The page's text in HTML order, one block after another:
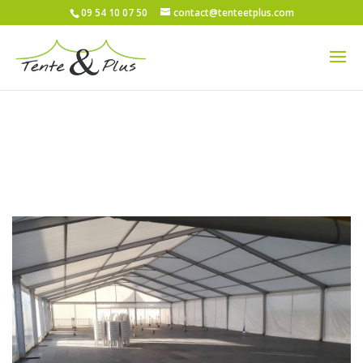
09 54 10 07 50 contact@tenteetplus.com